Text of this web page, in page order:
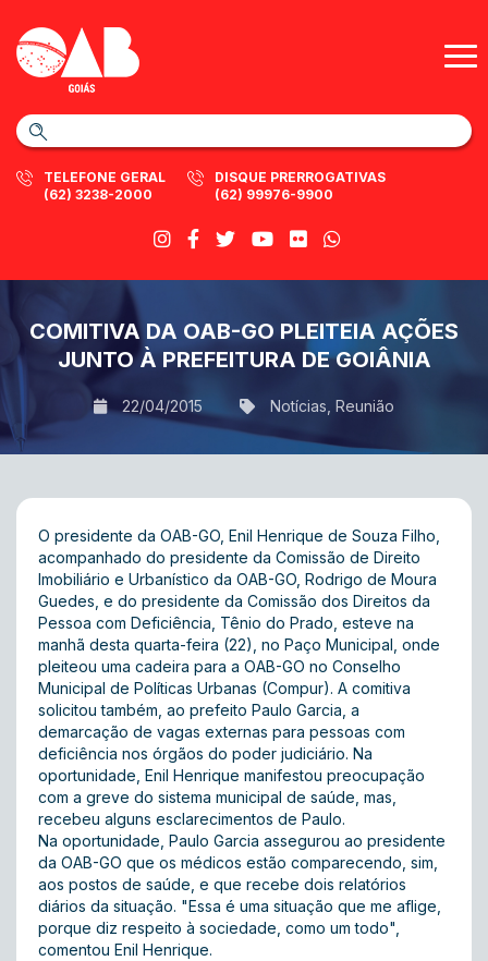
TELEFONE GERAL
(62) 3238-2000
DISQUE PRERROGATIVAS
(62) 99976-9900
COMITIVA DA OAB-GO PLEITEIA AÇÕES
JUNTO À PREFEITURA DE GOIÂNIA
22/04/2015 Notícias Reunião
O presidente da OAB-GO, Enil Henrique de Souza Filho,
acompanhado do presidente da Comissão de Direito
Imobiliário e Urbanístico da OAB-GO, Rodrigo de Moura
Guedes, e do presidente da Comissão dos Direitos da
Pessoa com Deficiência, Tênio do Prado, esteve na
manhã desta quarta-feira (22), no Paço Municipal, onde
pleiteou uma cadeira para a OAB-GO no Conselho
Municipal de Políticas Urbanas (Compur). A comitiva
solicitou também, ao prefeito Paulo Garcia, a
demarcação de vagas externas para pessoas com
deficiência nos órgãos do poder judiciário. Na
oportunidade, Enil Henrique manifestou preocupação
com a greve do sistema municipal de saúde, mas,
recebeu alguns esclarecimentos de Paulo.
Na oportunidade, Paulo Garcia assegurou ao presidente
da OAB-GO que os médicos estão comparecendo, sim,
aos postos de saúde, e que recebe dois relatórios
diários da situação. "Essa é uma situação que me aflige,
porque diz respeito à sociedade, como um todo",
comentou Enil Henrique.